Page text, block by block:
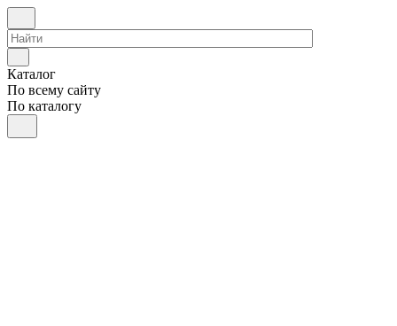
Каталог
По всему сайту
По каталогу